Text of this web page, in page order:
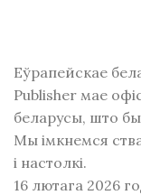
Еўрапейскае
Publisher мае
беларусы, што
Мы імкнемся
і настолкі.
16 лютага 2026